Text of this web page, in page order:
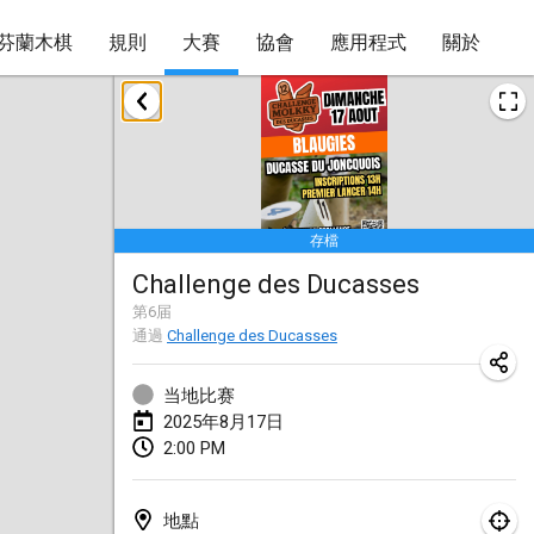
蘭木棋 規則 大賽 協會 應用程式 關於
存檔
Challenge des Ducasses
第6届
通過 Challenge des Ducasses
当地比赛
2025年8月17日
2:00 PM
地點
2025年1月
Tournoi Mixte ASPTTOM
2025年1月18日|法國
Indoor Polish Open 2025 - Singles
2025年1月18日 |波蘭
Tournoi de St Max
2025年1月19日|法國
2025年1月19日